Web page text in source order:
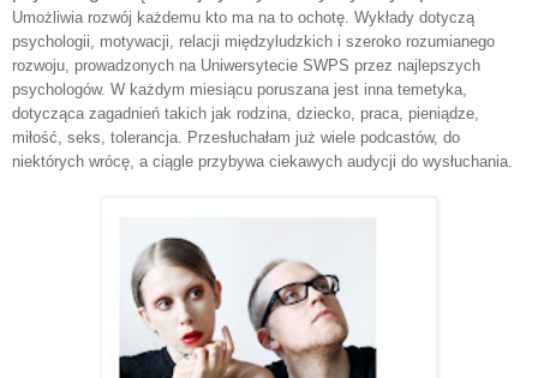
Umożliwia rozwój każdemu kto ma na to ochotę. Wykłady dotyczą
psychologii, motywacji, relacji międzyludzkich i szeroko rozumianego
rozwoju, prowadzonych na Uniwersytecie SWPS przez najlepszych
psychologów. W każdym miesiącu poruszana jest inna temetyka,
dotycząca zagadnień takich jak rodzina, dziecko, praca, pieniądze,
miłość, seks, tolerancja. Przesłuchałam już wiele podcastów, do
niektórych wrócę, a ciągle przybywa ciekawych audycji do wysłuchania.